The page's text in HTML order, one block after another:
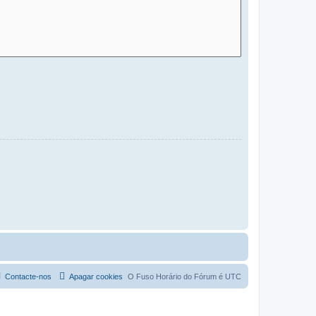
O Fuso Horário do Fórum é UTC
Apagar cookies
Contacte-nos